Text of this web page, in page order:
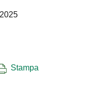
Stampa